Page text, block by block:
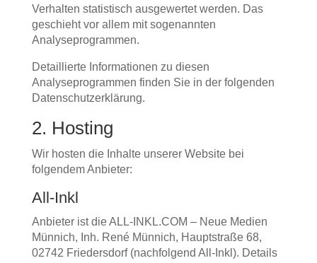
Verhalten statistisch ausgewertet werden. Das
geschieht vor allem mit sogenannten
Analyseprogrammen.
Detaillierte Informationen zu diesen
Analyseprogrammen finden Sie in der folgenden
Datenschutzerklärung.
2. Hosting
Wir hosten die Inhalte unserer Website bei
folgendem Anbieter:
All-Inkl
Anbieter ist die ALL-INKL.COM – Neue Medien
Münnich, Inh. René Münnich, Hauptstraße 68,
02742 Friedersdorf (nachfolgend All-Inkl). Details